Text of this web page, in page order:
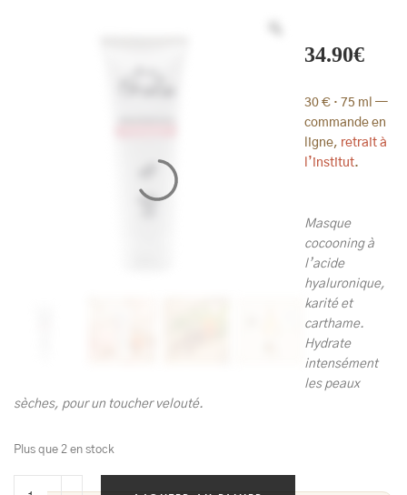
34.90€
30 € · 75 ml —
commande en
ligne, retrait à
l’institut.
Masque
cocooning à
l’acide
hyaluronique,
karité et
carthame.
Hydrate
intensément
les peaux
sèches, pour un toucher velouté.
Plus que 2 en stock